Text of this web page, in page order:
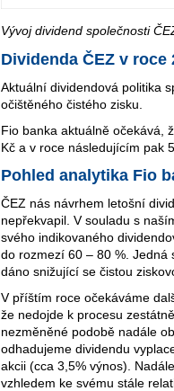
Vývoj dividend společnosti
Dividenda ČEZ v
Aktuální dividendová politika
očištěného čistého zisku.
Fio banka aktuálně očekává,
Kč a v roce následujícím pak
Pohled analytika Fio
ČEZ nás návrhem letošní
nepřekvapil. V souladu s
svého indikovaného
do rozmezí 60 – 80 %. Jedná
dáno snižující se čistou
V příštím roce očekáváme
že nedojde k procesu
nezměněné podobě nadále
odhadujeme dividendu
akcii (cca 3,5% výnos).
vzhledem ke svému stále